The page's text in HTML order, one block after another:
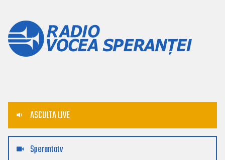
ASCULTA LIVE
Sperantatv